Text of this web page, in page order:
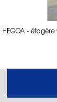
HEGOA - étagère